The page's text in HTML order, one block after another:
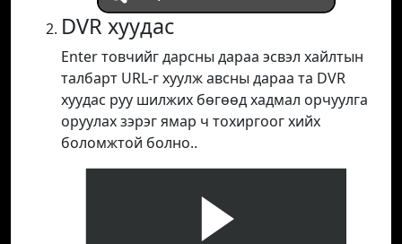
DVR хуудас
Enter товчийг дарсны дараа эсвэл хайлтын
талбарт URL-г хуулж авсны дараа та DVR
хуудас руу шилжих бөгөөд хадмал орчуулга
оруулах зэрэг ямар ч тохиргоог хийх
боломжтой болно..